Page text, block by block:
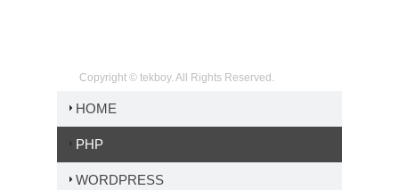
Copyright © tekboy. All Rights Reserved.
HOME
PHP
WORDPRESS